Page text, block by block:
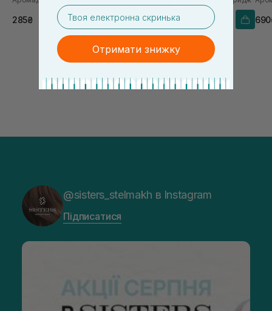
285₴ 285₴
@sisters_stelmakh в Instagram
Підписатися
email
Отримати знижку